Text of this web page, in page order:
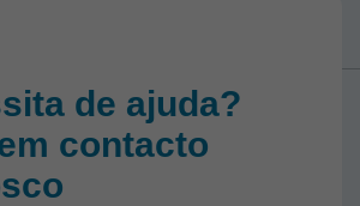
de ajuda?
contacto